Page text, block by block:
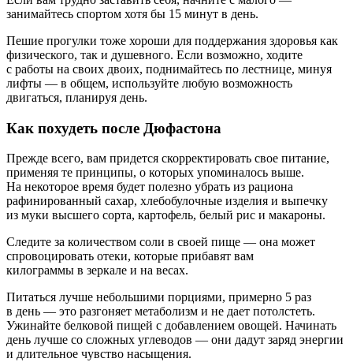
занимайтесь спортом хотя бы 15 минут в день.
Пешие прогулки тоже хороши для поддержания здоровья как
физического, так и душевного. Если возможно, ходите
с работы на своих двоих, поднимайтесь по лестнице, минуя
лифты — в общем, используйте любую возможность
двигаться, планируя день.
Как похудеть после Дюфастона
Прежде всего, вам придется скорректировать свое питание,
применяя те принципы, о которых упоминалось выше.
На некоторое время будет полезно убрать из рациона
рафинированный сахар, хлебобулочные изделия и выпечку
из муки высшего сорта, картофель, белый рис и макароны.
Следите за количеством соли в своей пище — она может
спровоцировать отеки, которые прибавят вам
килограммы в зеркале и на весах.
Питаться лучше небольшими порциями, примерно 5 раз
в день — это разгоняет метаболизм и не дает потолстеть.
Ужинайте белковой пищей с добавлением овощей. Начинать
день лучше со сложных углеводов — они дадут заряд энергии
и длительное чувство насыщения.